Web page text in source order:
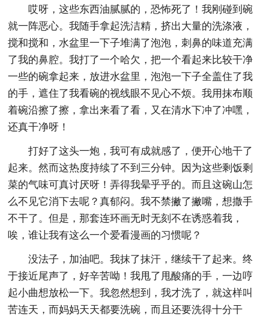
哎呀，这些东西油腻腻的，恐怖死了！我刚碰到碗
就一阵恶心。我随手拿起洗洁精，挤出大量的洗涤液，
搅和搅和，水盆里一下子堆满了泡泡，刺鼻的味道充满
了我的鼻腔。我打了一个哈欠，把一个看起来比较干净
一些的碗拿起来，放进水盆里，泡泡一下子全盖住了我
的手，遮住了我看碗的视线眼不见心不烦。我用抹布顺
着碗沿擦了擦，拿出来看了看，又在清水下冲了冲嘿，
还真干净呀！
打好了这头一炮，我可有成就感了，便开心地干了
起来。然而这热度持续了不到三分钟。因为这些剩饭剩
菜的气味可真讨厌呀！弄得我晕乎乎的。而且这碗山怎
么不见它消下去呢？真郁闷。我不禁撇了撇嘴，想撒手
不干了。但是，那套连环画无时无刻不在诱惑着我，
唉，谁让我有这么一个爱看漫画的习惯呢？
没法子，加油吧。我抹了抹汗，继续干了起来。终
于接近尾声了，好辛苦呦！我甩了甩酸痛的手，一边哼
起小曲想放松一下。我忽然想到，我才洗了，就这样叫
苦连天，而妈妈天天都要洗碗，而且还要洗得十分干